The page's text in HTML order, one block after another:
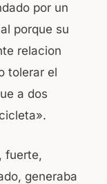
por un
porque su
relacion
tolerar el
a dos
fuerte,
generaba